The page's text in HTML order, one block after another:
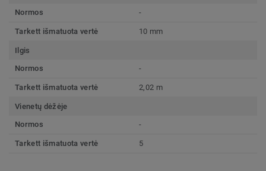
Normos
-
Tarkett išmatuota vertė 10 mm
Ilgis
Normos
-
Tarkett išmatuota vertė 2,02 m
Vienetų dėžėje
Normos
-
Tarkett išmatuota vertė 5